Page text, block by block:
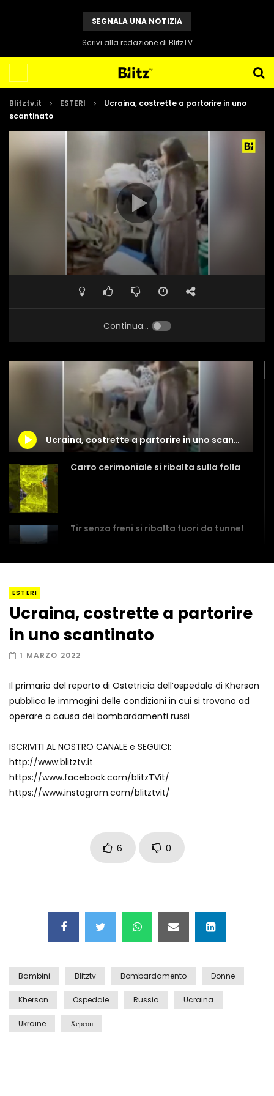
SEGNALA UNA NOTIZIA
Scrivi alla redazione di BlitzTV
Blitztv.it ESTERI
Ucraina, costrette a partorire in uno
scantinato
Continua...
Ucraina, costrette a partorire in uno scantinato
Carro cerimoniale si ribalta sulla folla
Tir senza freni si ribalta fuori da tunnel
Amiocuggino fa saltare in aria il drone
Record di baci in 30 secondi
Due navi USA si scontrano in mare
Auto coperta dal letame dopo
incidente
Grattacielo crolla per un incendio
ESTERI
Ucraina, costrette a partorire
in uno scantinato
1 MARZO 2022
Il primario del reparto di Ostetricia dell’ospedale di Kherson
pubblica le immagini delle condizioni in cui si trovano ad
operare a causa dei bombardamenti russi
ISCRIVITI AL NOSTRO CANALE e SEGUICI:
http://www.blitztv.it
https://www.facebook.com/blitzTVit/
https://www.instagram.com/blitztvit/
6 0
Bambini Blitztv Bombardamento Donne
Kherson Ospedale Russia Ucraina
Ukraine Херсон